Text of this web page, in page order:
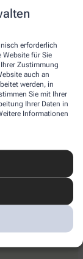
erforderlich
Website für Sie
Zustimmung
auch an
werden, in
Sie mit Ihrer
Ihrer Daten in
Informationen
Apotheke vor Ort.